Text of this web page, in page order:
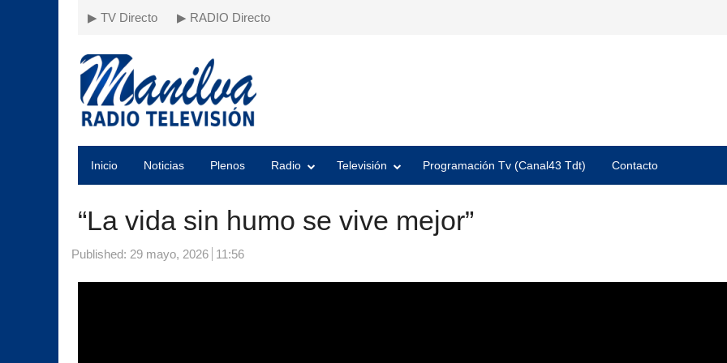
▶ TV Directo ▶ RADIO Directo
Inicio Noticias Plenos Radio Televisión Programación Tv (Canal43 Tdt) Contacto
“La vida sin humo se vive mejor”
Published: 29 mayo, 2026 11:56